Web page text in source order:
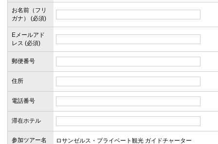
お名前（フリ
ガナ） (必須)
Eメールアド
レス (必須)
郵便番号
住所
電話番号
滞在ホテル
参加ツアー名